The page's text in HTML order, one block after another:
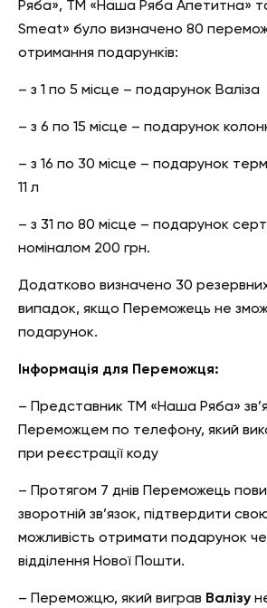
Ряба», ТМ «Наша Ряба Апетитна»
Smeat» було визначено 80
отримання подарунків:
– з 1 по 5 місце – подарунок Валіза
– з 6 по 15 місце – подарунок
– з 16 по 30 місце – подарунок
11 л
– з 31 по 80 місце – подарунок
номіналом 200 грн.
Додатково визначено 30
випадок, якщо Переможець не
подарунок.
Інформація для Переможця:
– Представник ТМ «Наша Ряба»
Переможцем по телефону, який
при реєстрації коду
– Протягом 7 днів Переможець
зворотній зв’язок, підтвердити
можливість отримати подарунок
відділення Нової Пошти.
– Переможцю, який виграв Валізу